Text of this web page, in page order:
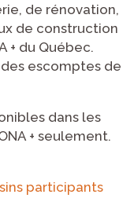
de rénovation,
de construction
+ du Québec.
escomptes de
dans les
+ seulement.
participants